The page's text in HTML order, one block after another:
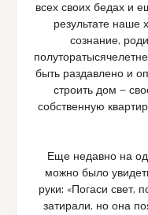
всех своих бедах и
результате наше
сознание,
быть раздавлено и
строить дом —
собственную
Еще недавно на
можно было
руки: «Погаси свет,
затирали, но она